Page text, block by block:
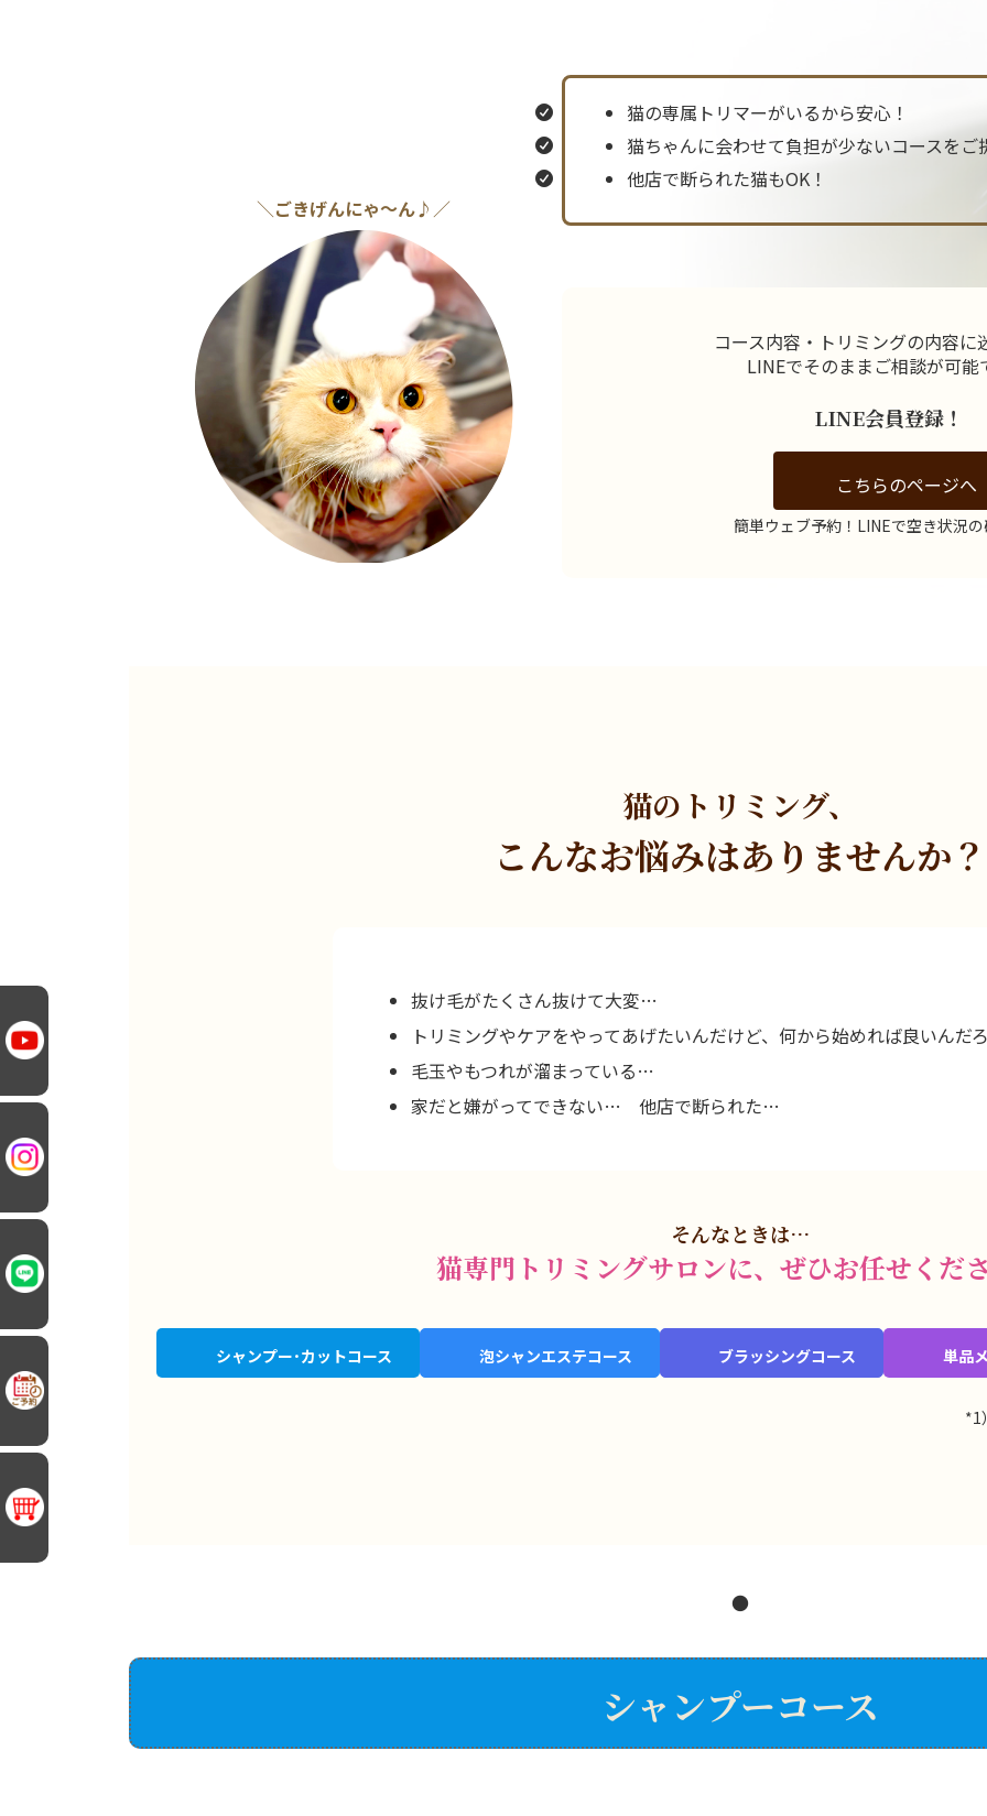
＼ごきげんにゃ〜ん♪／
猫の専属トリマーがいるから安心！
猫ちゃんに会わせて負担が少ないコースをご
他店で断られた猫もOK！
コース内容・トリミングの内容
LINEでそのままご相談が可能
LINE会員登録！
こちらのページへ
簡単ウェブ予約！ LINEで空き状況
猫のトリミング、
こんなお悩みはありませんか？
抜け毛がたくさん抜けて大変…
トリミングやケアをやってあげたいんだけど、何から始めれば良いんだ
毛玉やもつれが溜まっている…
家だと嫌がってできない… 他店で断られた…
そんなときは…
猫専門トリミングサロンに、 ぜひお任せくだ
シャンプー･カットコース 泡シャンエステコース ブラッシングコース 単品
*1
●
シャンプーコース